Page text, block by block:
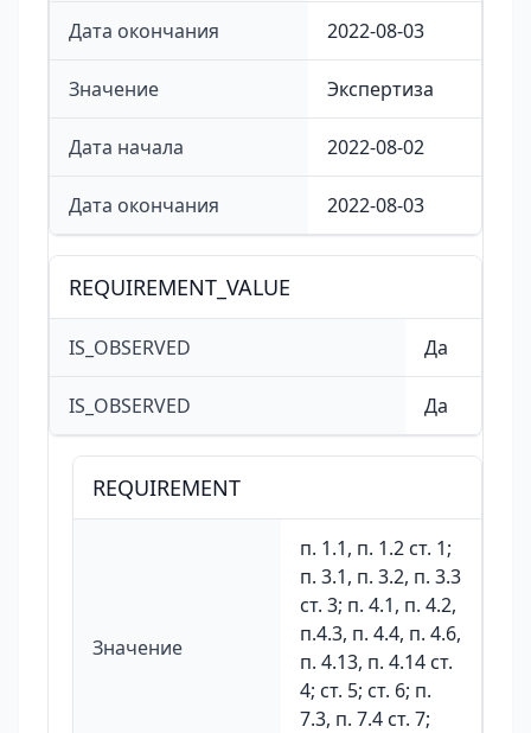
Дата окончания 2022-08-03
Значение Экспертиза
Дата начала 2022-08-02
Дата окончания 2022-08-03
REQUIREMENT_VALUE
IS_OBSERVED Да
IS_OBSERVED Да
REQUIREMENT
Значение
п. 1.1, п. 1.2 ст. 1;
п. 3.1, п. 3.2, п. 3.3
ст. 3; п. 4.1, п. 4.2,
п.4.3, п. 4.4, п. 4.6,
п. 4.13, п. 4.14 ст.
4; ст. 5; ст. 6; п.
7.3, п. 7.4 ст. 7;